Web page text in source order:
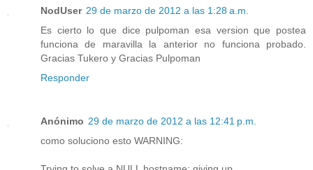
NodUser 29 de marzo de 2012 a las 1:28 a.m.
Es cierto lo que dice pulpoman esa version que postea
funciona de maravilla la anterior no funciona probado.
Gracias Tukero y Gracias Pulpoman
Responder
Anónimo 29 de marzo de 2012 a las 12:41 p.m.
como soluciono esto WARNING: